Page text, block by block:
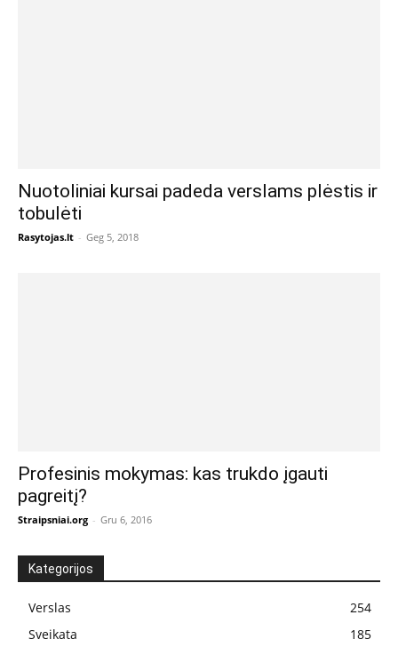
Nuotoliniai kursai padeda verslams plėstis ir
tobulėti
Rasytojas.lt - Geg 5, 2018
Profesinis mokymas: kas trukdo įgauti
pagreitį?
Straipsniai.org - Gru 6, 2016
Kategorijos
Verslas
254
Sveikata
185